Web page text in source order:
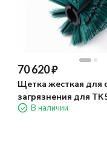
70 620₽
Щетка жесткая для
загрязнения для
PRO HYDRO
В наличии